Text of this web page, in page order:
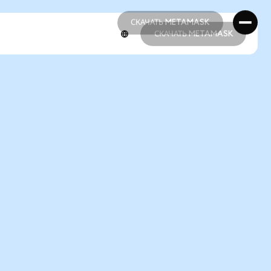
СКАЧАТЬ METAMASK
СКАЧАТЬ METAMASK
СКАЧАТЬ METAMASK